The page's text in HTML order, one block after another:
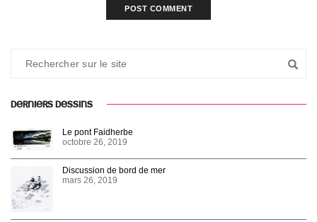
DERNIERS DESSINS
Le pont Faidherbe
octobre 26, 2019
Discussion de bord de mer
mars 26, 2019